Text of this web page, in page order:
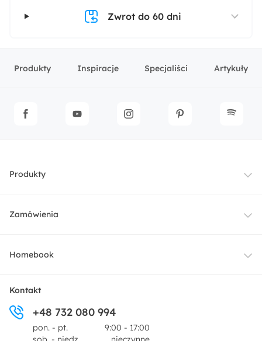
Zwrot do 60 dni
Produkty Inspiracje Specjaliści Artykuły
Produkty
Meble
Dekoracje i akcesoria
Zamówienia
Dostawa
Zwroty
Homebook
O nas
Centrum prasowe
Kontakt
+48 732 080 994
pon. - pt.
9:00 - 17:00